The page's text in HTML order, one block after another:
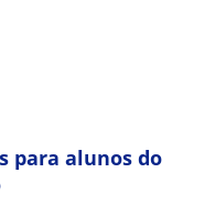
para alunos do